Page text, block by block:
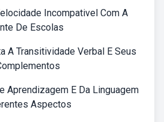
Incompativel Com A
De Escolas
A Transitividade Verbal E Seus
Aprendizagem E Da Linguagem
Aspectos